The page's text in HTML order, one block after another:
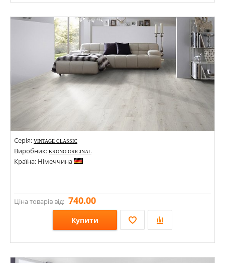
Розміри: 1200х188х8;
Стилі:
Серія: VINTAGE CLASSIC
Виробник: KRONO ORIGINAL
Країна: Німеччина
Ціна товарів від: 740.00
Купити
Розміри: 1285х192; 1285х192х10;
Стилі: